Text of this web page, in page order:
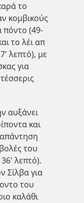
το
κομβικούς
πόντο (49-
το λέι απ
λεπτό), με
για
αυξάνει
και
του
λεπτό).
Σίλβα για
του
καλάθι